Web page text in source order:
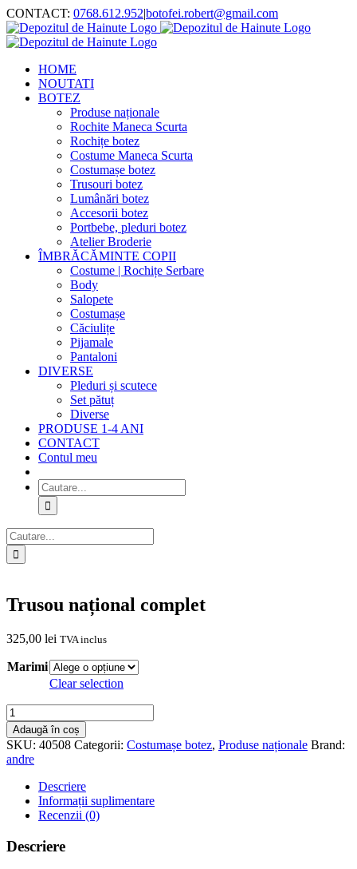
Skip
to
content
CONTACT: 0768.612.952|botofei.robert@gmail.com
HOME
NOUTATI
BOTEZ
Produse naționale
Rochite Maneca Scurta
Rochițe botez
Costume Maneca Scurta
Costumașe botez
Trusouri botez
Lumânări botez
Accesorii botez
Portbebe, pleduri botez
Atelier Broderie
ÎMBRĂCĂMINTE COPII
Costume | Rochițe Serbare
Body
Salopete
Costumașe
Căciulițe
Pijamale
Pantaloni
DIVERSE
Pleduri și scutece
Set pătuț
Diverse
PRODUSE 1-4 ANI
CONTACT
Contul meu
Cautare...
Cautare...
Trusou național complet
325,00 lei TVA inclus
Marimi
Clear selection
Cantitate
Trusou
național
complet
Adaugă în coș
SKU: 40508 Categorii: Costumașe botez, Produse naționale Brand:
andre
Descriere
Informații suplimentare
Recenzii (0)
Descriere